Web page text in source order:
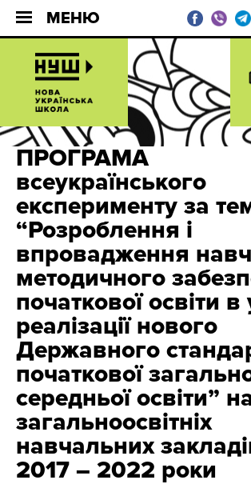
МЕНЮ
ПРОГРАМА
всеукраїнського
експерименту за
“Розроблення і
впровадження
методичного
початкової освіти
реалізації нового
Державного
початкової
середньої освіти”
загальноосвітніх
навчальних
2017 – 2022 роки